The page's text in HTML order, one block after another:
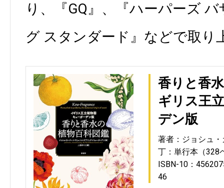
り、『GQ』、『ハーパーズ
グ スタンダード』などで取り
香りと香
ギリス王
デン版
著者：ジョシュ
丁：単行本（328
ISBN-10：
46